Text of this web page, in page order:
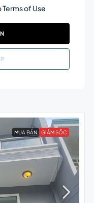
Terms of Use
MUA BÁN GIẢM SỐC